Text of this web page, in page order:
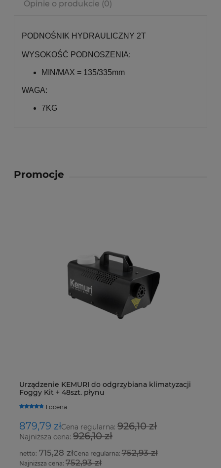
Opinie o produkcie (0)
PODNOŚNIK HYDRAULICZNY 2T
WYSOKOŚĆ PODNOSZENIA:
MIN/MAX = 135/335mm
WAGA:
7KG
Promocje
Urządzenie KEMURI do odgrzybiana klimatyzacji
Foggy Kit + 48szt. płynu
1 ocena
879,79 złCena regularna: 926,10 zł
Najniższa cena: 926,10 zł
715,28 złCena regularna:752,93 zł
Najniższa cena: 752,93 zł